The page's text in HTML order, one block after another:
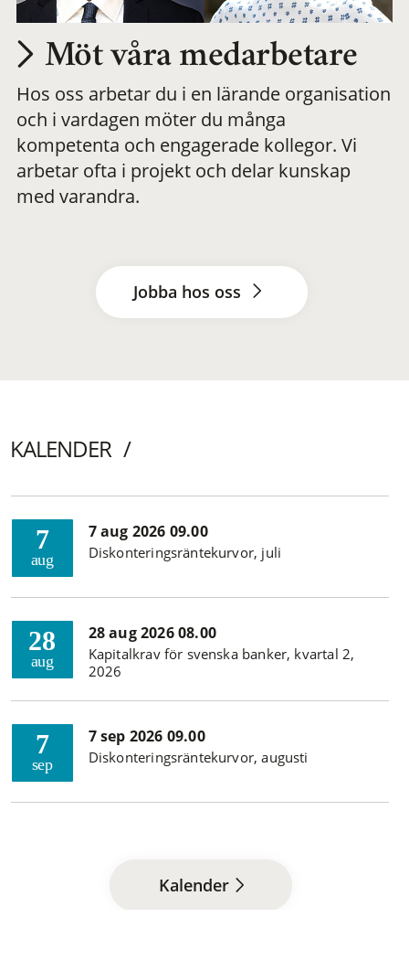
Möt våra medarbetare
Hos oss arbetar du i en lärande organisation
och i vardagen möter du många
kompetenta och engagerade kollegor. Vi
arbetar ofta i projekt och delar kunskap
med varandra.
Jobba hos oss
KALENDER
7
aug
7 aug 2026 09.00
Diskonteringsräntekurvor, juli
28
aug
28 aug 2026 08.00
Kapitalkrav för svenska banker, kvartal 2,
2026
7
sep
7 sep 2026 09.00
Diskonteringsräntekurvor, augusti
Kalender